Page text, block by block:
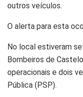
outros veículos.
O alerta para esta
No local estiveram
Bombeiros de
operacionais e dois
Pública (PSP).